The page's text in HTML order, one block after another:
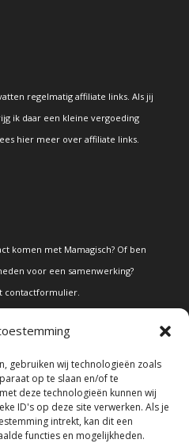
gebruiken wij technologieën zoals
op te slaan en/of te
deze technologieën kunnen wij
ID's op deze site verwerken. Als je
intrekt, kan dit een
functies en mogelijkheden.
regelmatig affiliate links. Als jij
ik daar een kleine vergoeding
hier meer over affiliate links.
komen met Mamagisch? Of ben
voor een samenwerking?
contactformulier.
zijn eigendom van Mamagisch.
mogen onder geen beding